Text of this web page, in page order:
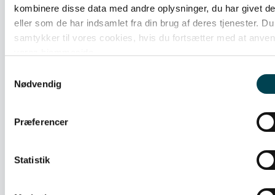
kombinere disse data med andre oplysninger, du har givet
eller som de har indsamlet fra din brug af deres tjenester. Du
samtykker til vores cookies, hvis du fortsætter med at
Nødvendig
Præferencer
Statistik
GÅ TIL HJÆLPECENTER
min ladeboks?
ladeboksen over?
Dækker serviceaftalen hvis den fysiske